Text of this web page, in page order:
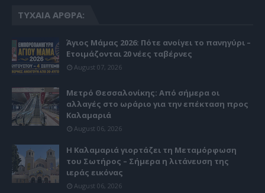
ΤΥΧΑΊΑ ΆΡΘΡΑ:
Άγιος Μάμας 2026: Πότε ανοίγει το πανηγύρι –
Ετοιμάζονται 20 νέες ταβέρνες
August 07, 2026
Μετρό Θεσσαλονίκης: Από σήμερα οι
αλλαγές στο ωράριο για την επέκταση προς
Καλαμαριά
August 06, 2026
Η Καλαμαριά γιορτάζει τη Μεταμόρφωση
του Σωτήρος – Σήμερα η λιτάνευση της
ιεράς εικόνας
August 06, 2026